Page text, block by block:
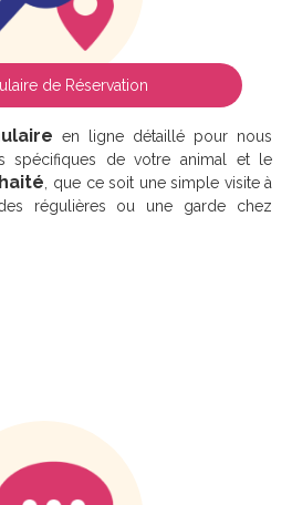
de Réservation
en ligne détaillé pour nous
spécifiques de votre animal et le
, que ce soit une simple visite à
régulières ou une garde chez